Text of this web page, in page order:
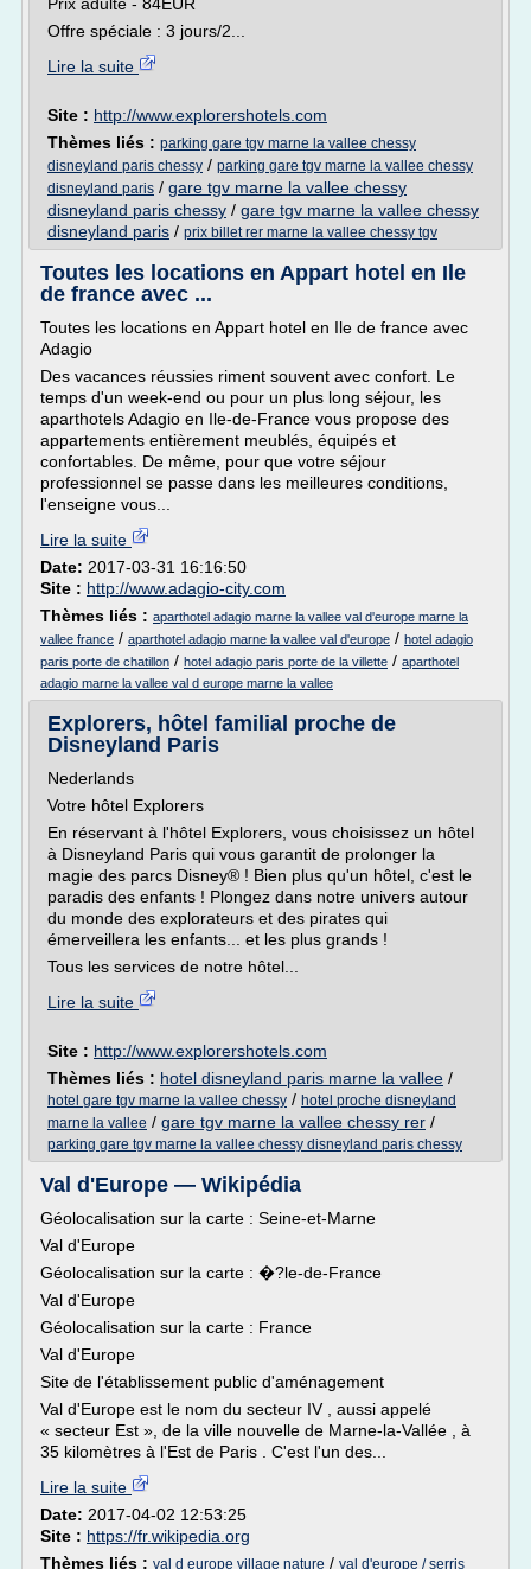
Offre spéciale : 3 jours/2...
Lire la suite
Site : http://www.explorershotels.com
Thèmes liés : parking gare tgv marne la vallee chessy
disneyland paris chessy / parking gare tgv marne la vallee chessy
disneyland paris / gare tgv marne la vallee chessy
disneyland paris chessy / gare tgv marne la vallee chessy
disneyland paris / prix billet rer marne la vallee chessy tgv
Toutes les locations en Appart hotel en Ile
de france avec ...
Toutes les locations en Appart hotel en Ile de france avec
Adagio
Des vacances réussies riment souvent avec confort. Le
temps d'un week-end ou pour un plus long séjour, les
aparthotels Adagio en Ile-de-France vous propose des
appartements entièrement meublés, équipés et
confortables. De même, pour que votre séjour
professionnel se passe dans les meilleures conditions,
l'enseigne vous...
Lire la suite
Date: 2017-03-31 16:16:50
Site : http://www.adagio-city.com
Thèmes liés : aparthotel adagio marne la vallee val d'europe marne la
vallee france / aparthotel adagio marne la vallee val d'europe / hotel adagio
paris porte de chatillon / hotel adagio paris porte de la villette / aparthotel
adagio marne la vallee val d europe marne la vallee
Explorers, hôtel familial proche de
Disneyland Paris
Nederlands
Votre hôtel Explorers
En réservant à l'hôtel Explorers, vous choisissez un hôtel
à Disneyland Paris qui vous garantit de prolonger la
magie des parcs Disney® ! Bien plus qu'un hôtel, c'est le
paradis des enfants ! Plongez dans notre univers autour
du monde des explorateurs et des pirates qui
émerveillera les enfants... et les plus grands !
Tous les services de notre hôtel...
Lire la suite
Site : http://www.explorershotels.com
Thèmes liés : hotel disneyland paris marne la vallee /
hotel gare tgv marne la vallee chessy / hotel proche disneyland
marne la vallee / gare tgv marne la vallee chessy rer /
parking gare tgv marne la vallee chessy disneyland paris chessy
Val d'Europe — Wikipédia
Géolocalisation sur la carte : Seine-et-Marne
Val d'Europe
Géolocalisation sur la carte : �?le-de-France
Val d'Europe
Géolocalisation sur la carte : France
Val d'Europe
Site de l'établissement public d'aménagement
Val d'Europe est le nom du secteur IV , aussi appelé
« secteur Est », de la ville nouvelle de Marne-la-Vallée , à
35 kilomètres à l'Est de Paris . C'est l'un des...
Lire la suite
Date: 2017-04-02 12:53:25
Site : https://fr.wikipedia.org
Thèmes liés : val d europe village nature / val d'europe / serris